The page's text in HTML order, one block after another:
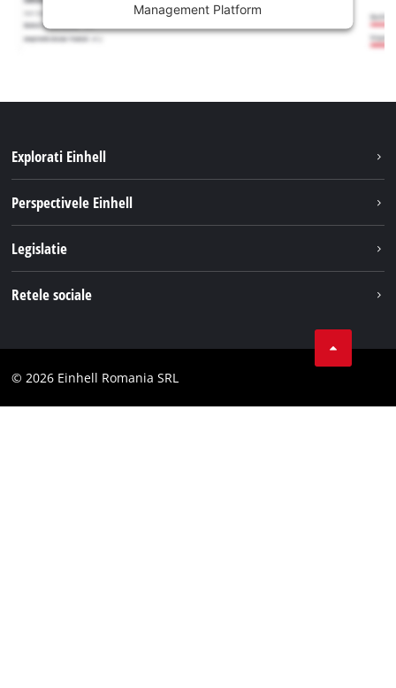
Management Platform
Explorati Einhell
Sistemul de acumulatori
Perspectivele Einhell
Einhell in lume
Legislatie
Declaratie de accesibilitate
Retele sociale
Facebook
© 2026 Einhell Romania SRL